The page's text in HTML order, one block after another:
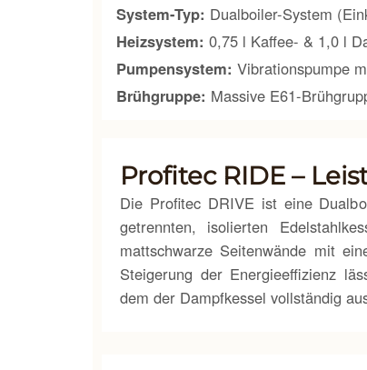
System-Typ: Dualboiler-System
Heizsystem: 0,75 l Kaffee- & 1,0 l
Pumpensystem: Vibrationspumpe
Brühgruppe: Massive E61-
Profitec RIDE –
Die Profitec DRIVE ist eine
getrennten, isolierten
mattschwarze Seitenwände mit
Steigerung der Energieeffizienz
dem der Dampfkessel vollständig